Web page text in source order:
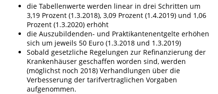
die Tabellenwerte werden linear in drei Schritten um
3,19 Prozent (1.3.2018), 3,09 Prozent (1.4.2019) und 1,06
Prozent (1.3.2020) erhöht
die Auszubildenden- und Praktikantenentgelte erhöhen
sich um jeweils 50 Euro (1.3.2018 und 1.3.2019)
Sobald gesetzliche Regelungen zur Refinanzierung der
Krankenhäuser geschaffen worden sind, werden
(möglichst noch 2018) Verhandlungen über die
Verbesserung der tarifvertraglichen Vorgaben
aufgenommen.